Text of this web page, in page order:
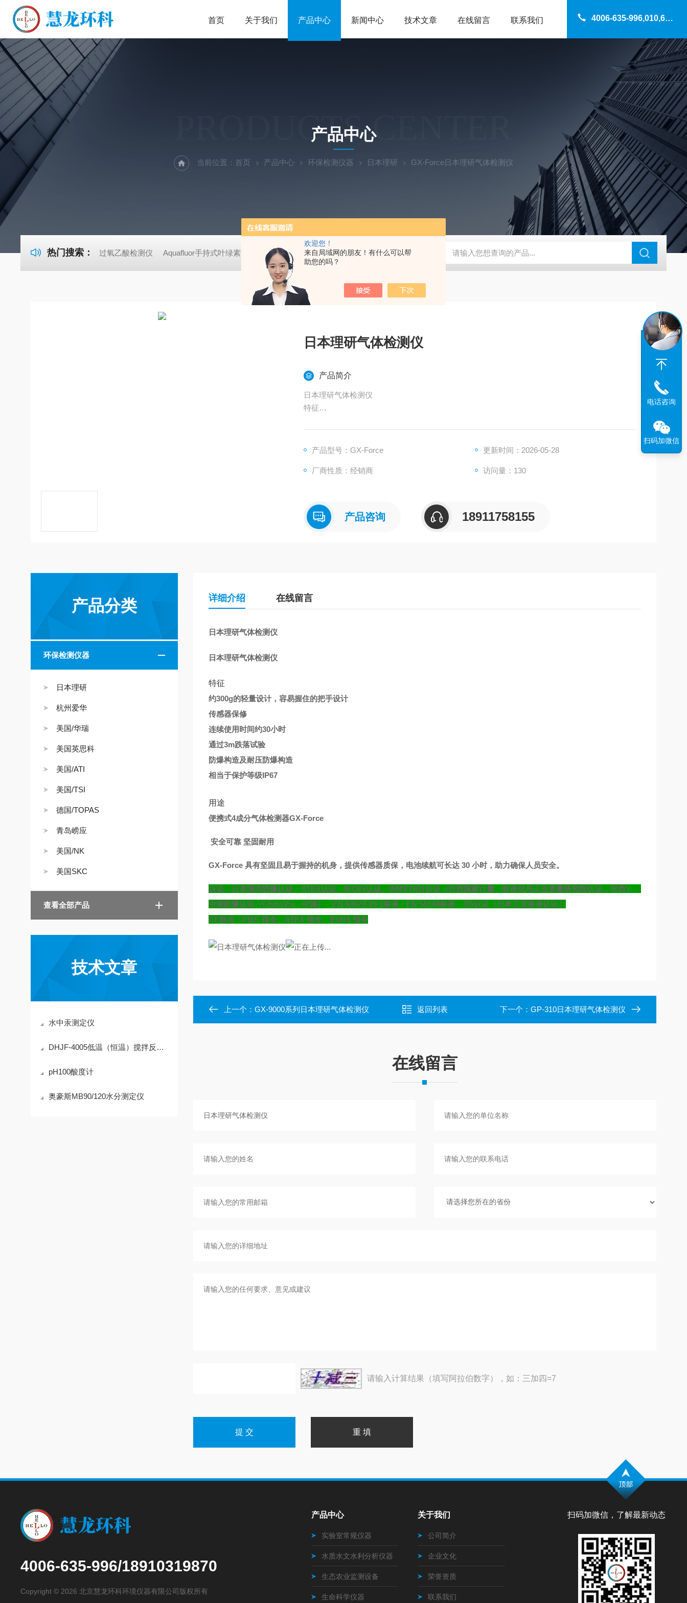
欢迎您！
来自局域网的朋友！有什么可以帮
助您的吗？
4006-635-996,010,69200960
首页 关于我们 产品中心 新闻中心 技术文章 在线留言 联系我们
PRODUCTS CENTER
产品中心
当前位置： 首页 产品中心 环保检测仪器 日本理研 GX-Force日本理研气体检测仪
热门搜索： 过氧乙酸检测仪 Aquafluor手持式叶绿素荧光仪 HLT-001土壤检测仪器土壤采样套装 德国MN 91346过氧乙酸检测仪 CT2001A微电流扣电测试 PL-G07日本富士智
日本理研气体检测仪
产品简介
日本理研气体检测仪
特征
传感器保修
通过3m跌落试验
产品型号：GX-Force 更新时间：2026-05-28
厂商性质：经销商 访问量：130
产品咨询 18911758155
产品分类
环保检测仪器
日本理研
杭州爱华
美国/华瑞
美国英思科
美国/ATI
美国/TSI
德国/TOPAS
青岛崂应
美国/NK
美国SKC
查看全部产品
技术文章
水中汞测定仪
DHJF-4005低温（恒温）搅拌反应浴 技术参数
pH100酸度计
奥豪斯MB90/120水分测定仪
详细介绍 在线留言
日本理研气体检测仪
日本理研气体检测仪
特征
约300g的轻量设计，容易握住的把手设计
传感器保修
连续使用时间约30小时
通过3m跌落试验
防爆构造及耐压防爆构造
相当于保护等级IP67
用途
便携式4成分气体检测器GX-Force
安全可靠 坚固耐用
GX-Force 具有坚固且易于握持的机身，提供传感器质保，电池续航可长达 30 小时，助力确保人员安全。
认证：日本国内防爆认证、ATEX认证、IECEx认证、INMETRO认证（巴西国家计量、标准化与工业质量研究院认证，巴西）、
中国防爆认证（China Ex，中国）、EN 60079-29-1标准、EN 50104标准、JIS认证（日本工业标准认证）
CE标志： EMC 指令、ATEX 指令、RoHS 指令
上一个： GX-9000系列日本理研气体检测仪 返回列表 下一个： GP-310日本理研气体检测仪
在线留言
请输入计算结果（填写阿拉伯数字），如：三加四=7
扫码加微信，了解最新动态
4006-635-996/18910319870
Copyright © 2026 北京慧龙环科环境仪器有限公司版权所有
产品中心
实验室常规仪器
水质水文水利分析仪器
生态农业监测设备
生命科学仪器
关于我们
公司简介
企业文化
荣誉资质
联系我们
电话咨询
扫码加微信